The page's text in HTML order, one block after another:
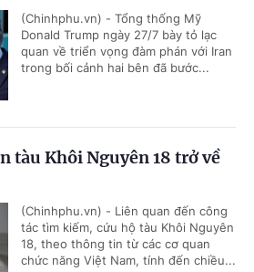
(Chinhphu.vn) - Tổng thống Mỹ
Donald Trump ngày 27/7 bày tỏ lạc
quan về triển vọng đàm phán với Iran
trong bối cảnh hai bên đã bước...
tàu Khôi Nguyên 18 trở về
(Chinhphu.vn) - Liên quan đến công
tác tìm kiếm, cứu hộ tàu Khôi Nguyên
18, theo thông tin từ các cơ quan
chức năng Việt Nam, tính đến chiều...